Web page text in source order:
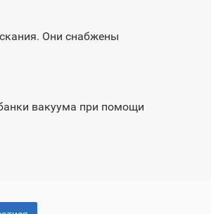
Они снабжены
вакуума при помощи